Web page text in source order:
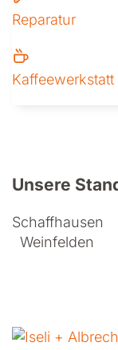
Reparatur
Kaffeewerkstatt
Unsere
Schaffhausen
Weinfelden